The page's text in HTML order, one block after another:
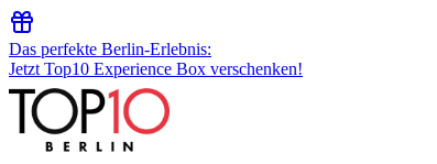
Das perfekte Berlin-Erlebnis:
Jetzt Top10 Experience Box verschenken!